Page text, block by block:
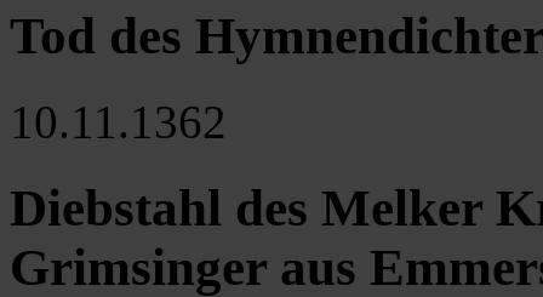
Tod des
10.11.1362
Diebstahl des Melker
Grimsinger aus